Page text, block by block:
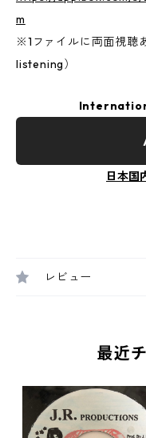
m
※1ファイルに両面視
listening）
日本国
レビュー
最近